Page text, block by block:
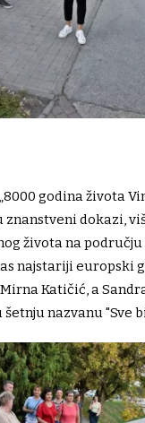
godina života
znanstveni dokazi,
života na području
najstariji europski
Katičić, a
nazvanu "Sve